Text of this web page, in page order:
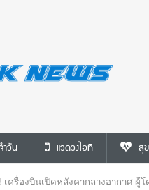
ำวัน แวดวงไอที สุ
เครื่องบินเปิดหลังคากลางอากาศ